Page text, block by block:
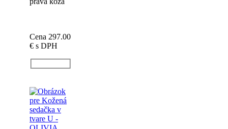
Kožená
taburetka
70/70
do: 6 až 10
týždňov
Rozmer:
70/70